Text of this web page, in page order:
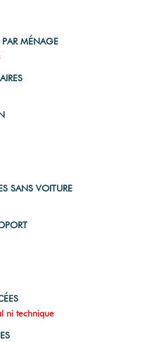
MÉNAGE
SANS VOITURE
ni technique